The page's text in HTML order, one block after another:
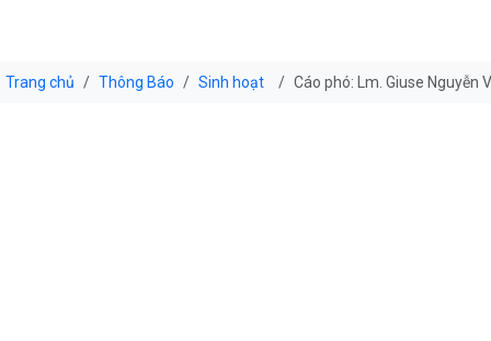
Trang chủ Thông Báo Sinh hoạt Cáo phó: Lm. Giuse Nguyễn